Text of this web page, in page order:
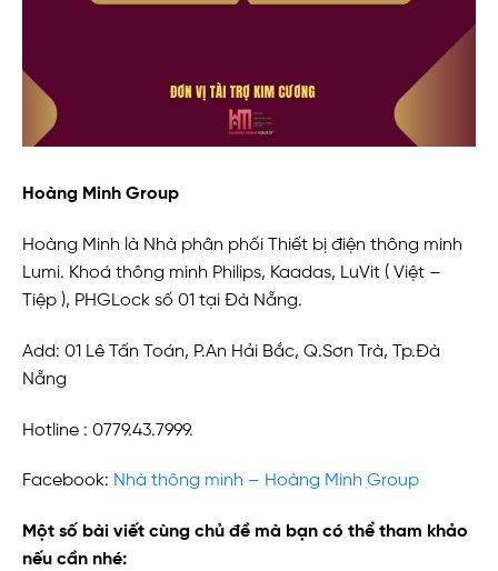
Hoàng Minh Group
Hoàng Minh là Nhà phân phối Thiết bị điện thông minh
Lumi. Khoá thông minh Philips, Kaadas, LuVit ( Việt –
Tiệp ), PHGLock số 01 tại Đà Nẵng.
Add: 01 Lê Tấn Toán, P.An Hải Bắc, Q.Sơn Trà, Tp.Đà
Nẵng
Hotline : 0779.43.7999.
Facebook: Nhà thông minh – Hoàng Minh Group
Một số bài viết cùng chủ đề mà bạn có thể tham khảo
nếu cần nhé: